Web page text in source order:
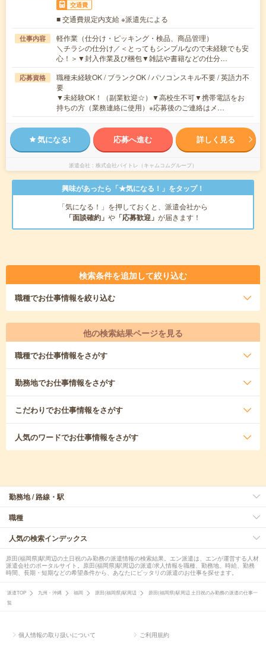
交通費
■ 交通費規定内支給 ※派遣先による
仕事内容
軽作業（仕分け・ピッキング・検品、商品管理）
＼チラシの仕分け／＜とってもシンプルなので未経験でも安
心！＞▼封入作業及び梱包▼雑誌や書籍などの仕分…
応募資格
職種未経験OK / ブランクOK / パソコンスキル不要 / 英語力不
要
▼未経験OK！（副業歓迎☆）▼高校生不可▼携帯電話をお
持ちの方（業務連絡に使用）※応募後のご連絡はメ…
気になる! 応募へ進む 詳しく見る
派遣会社 株式会社バイトレ（キャムコムグループ）
興味があったら「★気になる！」をタップ！
「気になる！」を押しておくと、派遣会社から
「面談確約」 や 「応募歓迎」 が届きます！
検索条件を追加して絞り込む
職種でお仕事情報を絞り込む
他の検索結果ページを見る
職種でお仕事情報をさがす
勤務地でお仕事情報をさがす
こだわりでお仕事情報をさがす
人気のワードでお仕事情報をさがす
勤務地 / 路線・駅
職種
人気の検索インデックス
原田(福岡県)駅周辺の土日祝のみ勤務の派遣情報の検索結果。エン派遣は、エンが運営する人材
派遣会社のポータルサイト。原田(福岡県)駅周辺の派遣/求人情報を職種、勤務地、時給、勤務
時間、長期・短期などの希望条件から、あなたにピッタリの派遣のお仕事を探せます。
派遣TOP 九州・沖縄 福岡 原田(福岡県)駅周辺
原田(福岡県)駅周辺 土日祝のみ勤務の派遣の仕事一
覧
個人情報の取り扱いについて ご利用規約